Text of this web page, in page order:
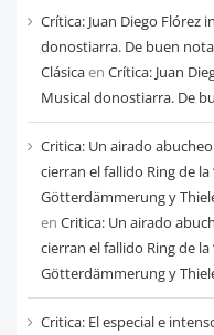
cada
mes
Crítica: Juan Diego Flórez
donostiarra. De buen
Clásicaen Crítica: Juan
Musical donostiarra. De
Critica: Un airado
cierran el fallido Ring de
Götterdämmerung y
en Critica: Un airado
cierran el fallido Ring de
Götterdämmerung y
Critica: El especial e